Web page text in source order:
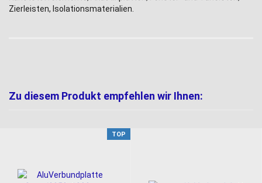
Zierleisten, Isolationsmaterialien.
Zu diesem Produkt empfehlen wir Ihnen:
TOP